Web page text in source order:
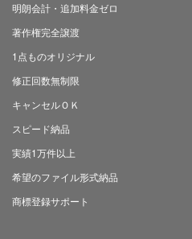
明朗会計・追加料金ゼロ
著作権完全譲渡
1点ものオリジナル
修正回数無制限
キャンセルＯＫ
スピード納品
実績1万件以上
希望のファイル形式納品
商標登録サポート